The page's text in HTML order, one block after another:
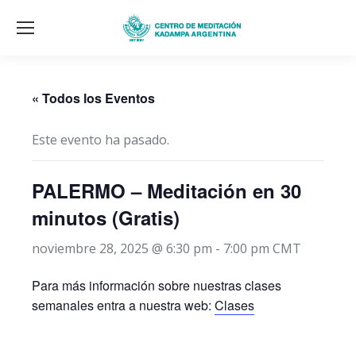
« Todos los Eventos
Este evento ha pasado.
PALERMO – Meditación en 30
minutos (Gratis)
noviembre 28, 2025 @ 6:30 pm - 7:00 pm CMT
Para más información sobre nuestras clases
semanales entra a nuestra web: Clases